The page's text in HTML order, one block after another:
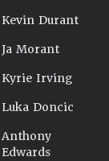
Kevin Durant
Ja Morant
Kyrie Irving
Luka Doncic
Anthony
Edwards